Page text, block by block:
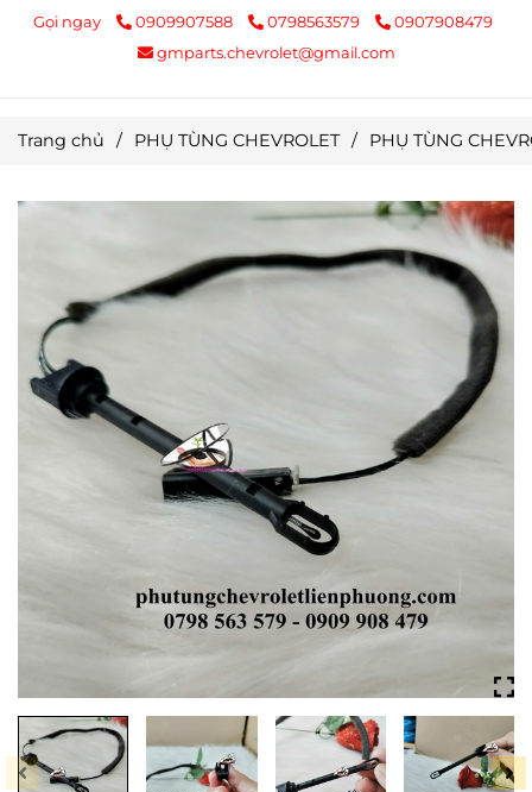
Gọi ngay 0909907588 0798563579
0907908479
gmparts.chevrolet@gmail.com
Trang chủ / PHỤ TÙNG CHEVROLET / PHỤ TÙNG